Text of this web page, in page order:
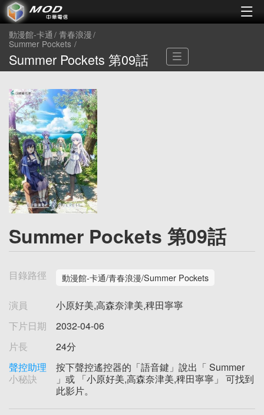
動漫館-卡通 青春浪漫
Summer Pockets
Summer Pockets 第09話
Summer Pockets 第09話
目錄路徑 動漫館-卡通/青春浪漫/Summer Pockets
演員
小原好美,高森奈津美,稗田寧寧
下片日期
2032-04-06
片長
24分
聲控助理
小秘訣
按下聲控遙控器的「語音鍵」說出「 Summer
」或 「小原好美,高森奈津美,稗田寧寧」 可找到
此影片。